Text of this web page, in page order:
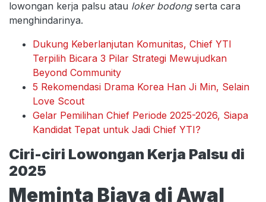
lowongan kerja palsu atau loker bodongserta cara
menghindarinya.
Dukung Keberlanjutan Komunitas, Chief YTI
Terpilih Bicara 3 Pilar Strategi Mewujudkan
Beyond Community
5 Rekomendasi Drama Korea Han Ji Min, Selain
Love Scout
Gelar Pemilihan Chief Periode 2025-2026, Siapa
Kandidat Tepat untuk Jadi Chief YTI?
Ciri-ciri Lowongan Kerja Palsu di
2025
Meminta Biaya di Awal